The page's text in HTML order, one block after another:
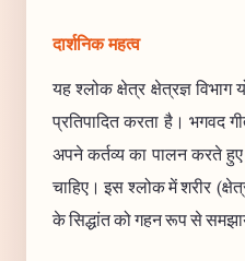
दार्शनिक महत्व
यह श्लोक क्षेत्र क्षेत्रज्ञ विभाग
प्रतिपादित करता है। भगवद
अपने कर्तव्य का पालन करते
चाहिए। इस श्लोक में शरीर
के सिद्धांत को गहन रूप से